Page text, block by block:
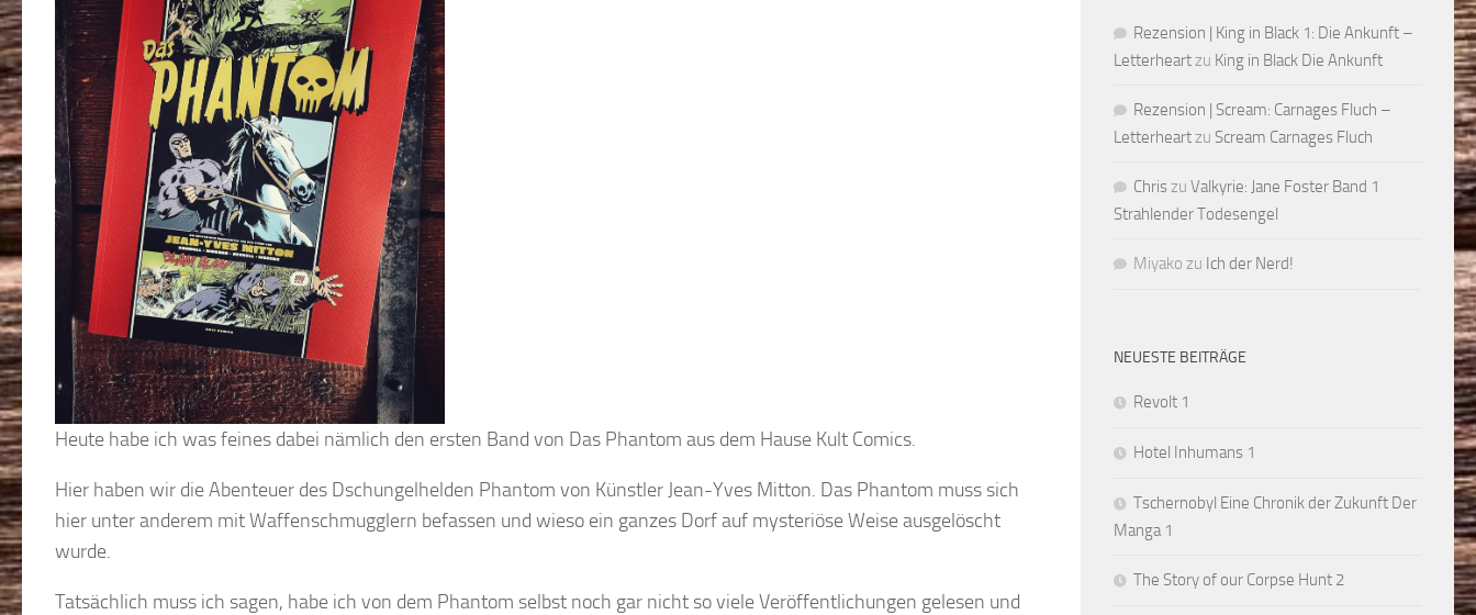
Heute habe ich was feines dabei nämlich den ersten Band von Das Phantom aus dem Hause Kult Comics.
Hier haben wir die Abenteuer des Dschungelhelden Phantom von Künstler Jean-Yves Mitton. Das Phantom muss sich
hier unter anderem mit Waffenschmugglern befassen und wieso ein ganzes Dorf auf mysteriöse Weise ausgelöscht
wurde.
Tatsächlich muss ich sagen, habe ich von dem Phantom selbst noch gar nicht so viele Veröffentlichungen gelesen und
Rezension | King in Black 1: Die Ankunft –
Letterheartzu King in Black Die Ankunft
Rezension | Scream: Carnages Fluch –
Letterheartzu Scream Carnages Fluch
Chriszu Valkyrie: Jane Foster Band 1
Strahlender Todesengel
Miyako zu Ich der Nerd!
NEUESTE BEITRÄGE
Revolt 1
Hotel Inhumans 1
Tschernobyl Eine Chronik der Zukunft Der
Manga 1
The Story of our Corpse Hunt 2